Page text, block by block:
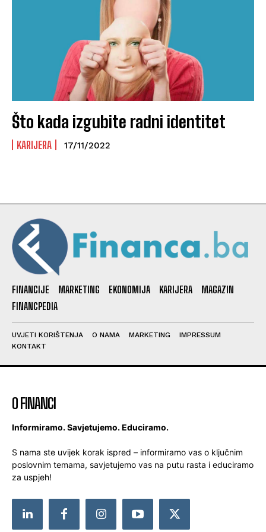
Što kada izgubite radni identitet
KARIJERA 17/11/2022
FINANCIJE MARKETING EKONOMIJA KARIJERA
MAGAZIN
FINANCPEDIA
UVJETI KORIŠTENJA O NAMA MARKETING
IMPRESSUM
KONTAKT
O FINANCI
Informiramo. Savjetujemo. Educiramo.
S nama ste uvijek korak ispred – informiramo vas o ključnim
poslovnim temama, savjetujemo vas na putu rasta i educiramo
za uspjeh!